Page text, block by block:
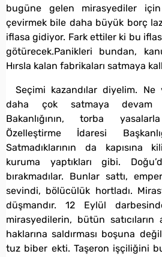
bugüne gelen mirasyediler
çevirmek bile daha büyük borç
iflasa gidiyor. Fark ettiler ki bu
götürecek.Panikleri bundan,
Hırsla kalan fabrikaları satmaya
Seçimi kazandılar diyelim. Ne
daha çok satmaya devam
Bakanlığının, torba
Özelleştirme İdaresi
Satmadıklarının da kapısına
kuruma yaptıkları gibi.
bırakmadılar. Bunlar sattı,
sevindi, bölücülük hortladı.
düşmandır. 12 Eylül
mirasyedilerin, bütün satıcıların
haklarına saldırması boşuna
tuz biber ekti. Taşeron işçiliğini